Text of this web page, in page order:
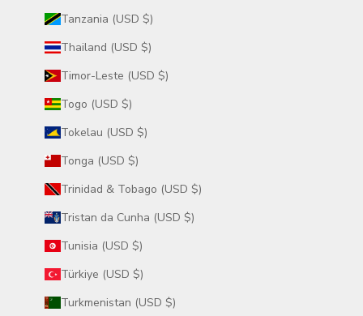
Tanzania (USD $)
Thailand (USD $)
Timor-Leste (USD $)
Togo (USD $)
Tokelau (USD $)
Tonga (USD $)
Trinidad & Tobago (USD $)
Tristan da Cunha (USD $)
Tunisia (USD $)
Türkiye (USD $)
Turkmenistan (USD $)